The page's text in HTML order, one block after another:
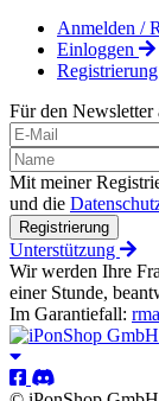
Anmelden /
Einloggen
Registrierung
Für den Newsletter
Mit meiner
und die
Registrierung
Unterstützung
Wir werden Ihre
einer Stunde,
Im Garantiefall: